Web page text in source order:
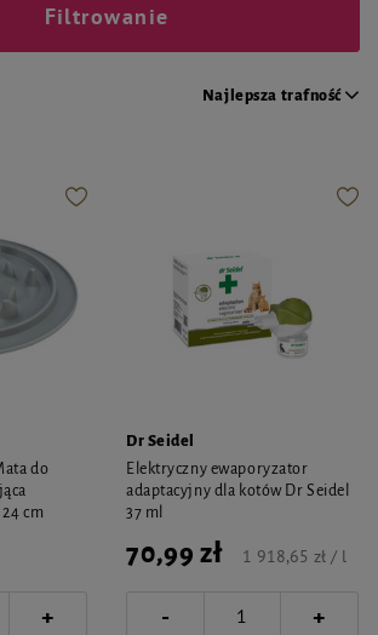
Najlepsza trafność
Filtrowanie
do
cm
+
Dr Seidel
Elektryczny ewaporyzator
adaptacyjny dla kotów Dr Seidel
37 ml
70,99 zł 1 918,65 zł / l
- +